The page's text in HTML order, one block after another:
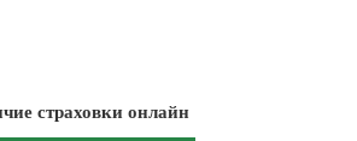
страховки онлайн